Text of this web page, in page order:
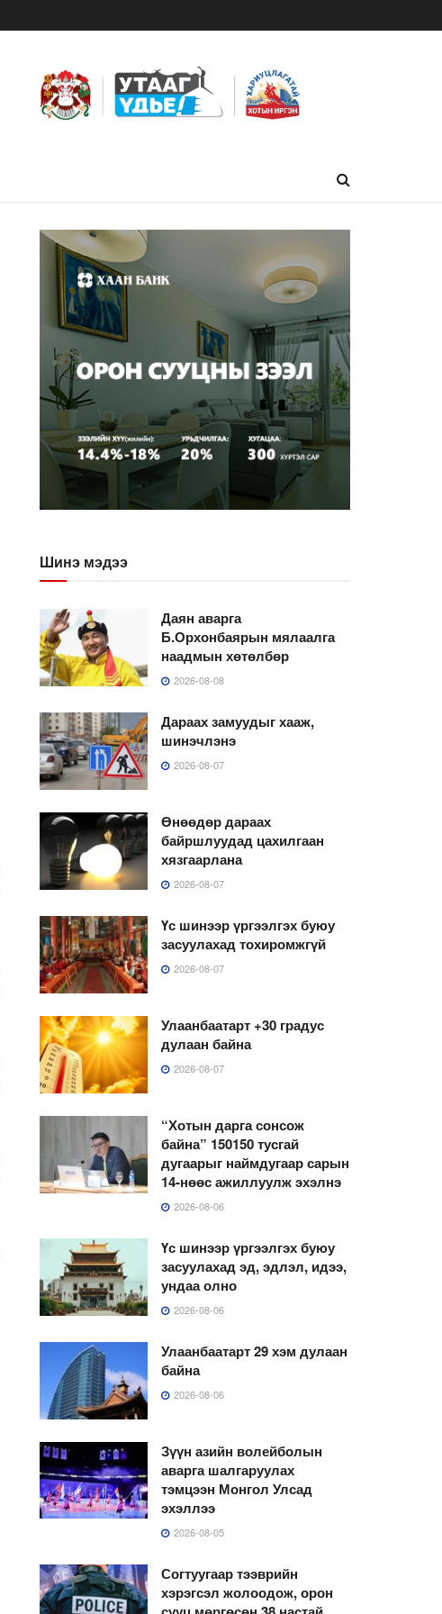
Шинэ мэдээ
Даян аварга
Б.Орхонбаярын мялаалга
наадмын хөтөлбөр
2026-08-08
Дараах замуудыг хааж,
шинэчлэнэ
2026-08-07
Өнөөдөр дараах
байршлуудад цахилгаан
хязгаарлана
2026-08-07
Үс шинээр үргээлгэх буюу
засуулахад тохиромжгүй
2026-08-07
Улаанбаатарт +30 градус
дулаан байна
2026-08-07
“Хотын дарга сонсож
байна” 150150 тусгай
дугаарыг наймдугаар сарын
14-нөөс ажиллуулж эхэлнэ
2026-08-06
Үс шинээр үргээлгэх буюу
засуулахад эд, эдлэл, идээ,
ундаа олно
2026-08-06
Улаанбаатарт 29 хэм дулаан
байна
2026-08-06
Зүүн азийн волейболын
аварга шалгаруулах
тэмцээн Монгол Улсад
эхэллээ
2026-08-05
Согтуугаар тээврийн
хэрэгсэл жолоодож, орон